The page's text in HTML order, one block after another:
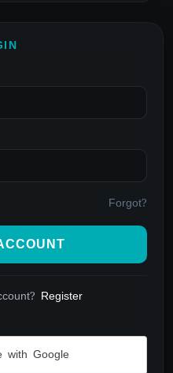
Forgot?
Register
with Google